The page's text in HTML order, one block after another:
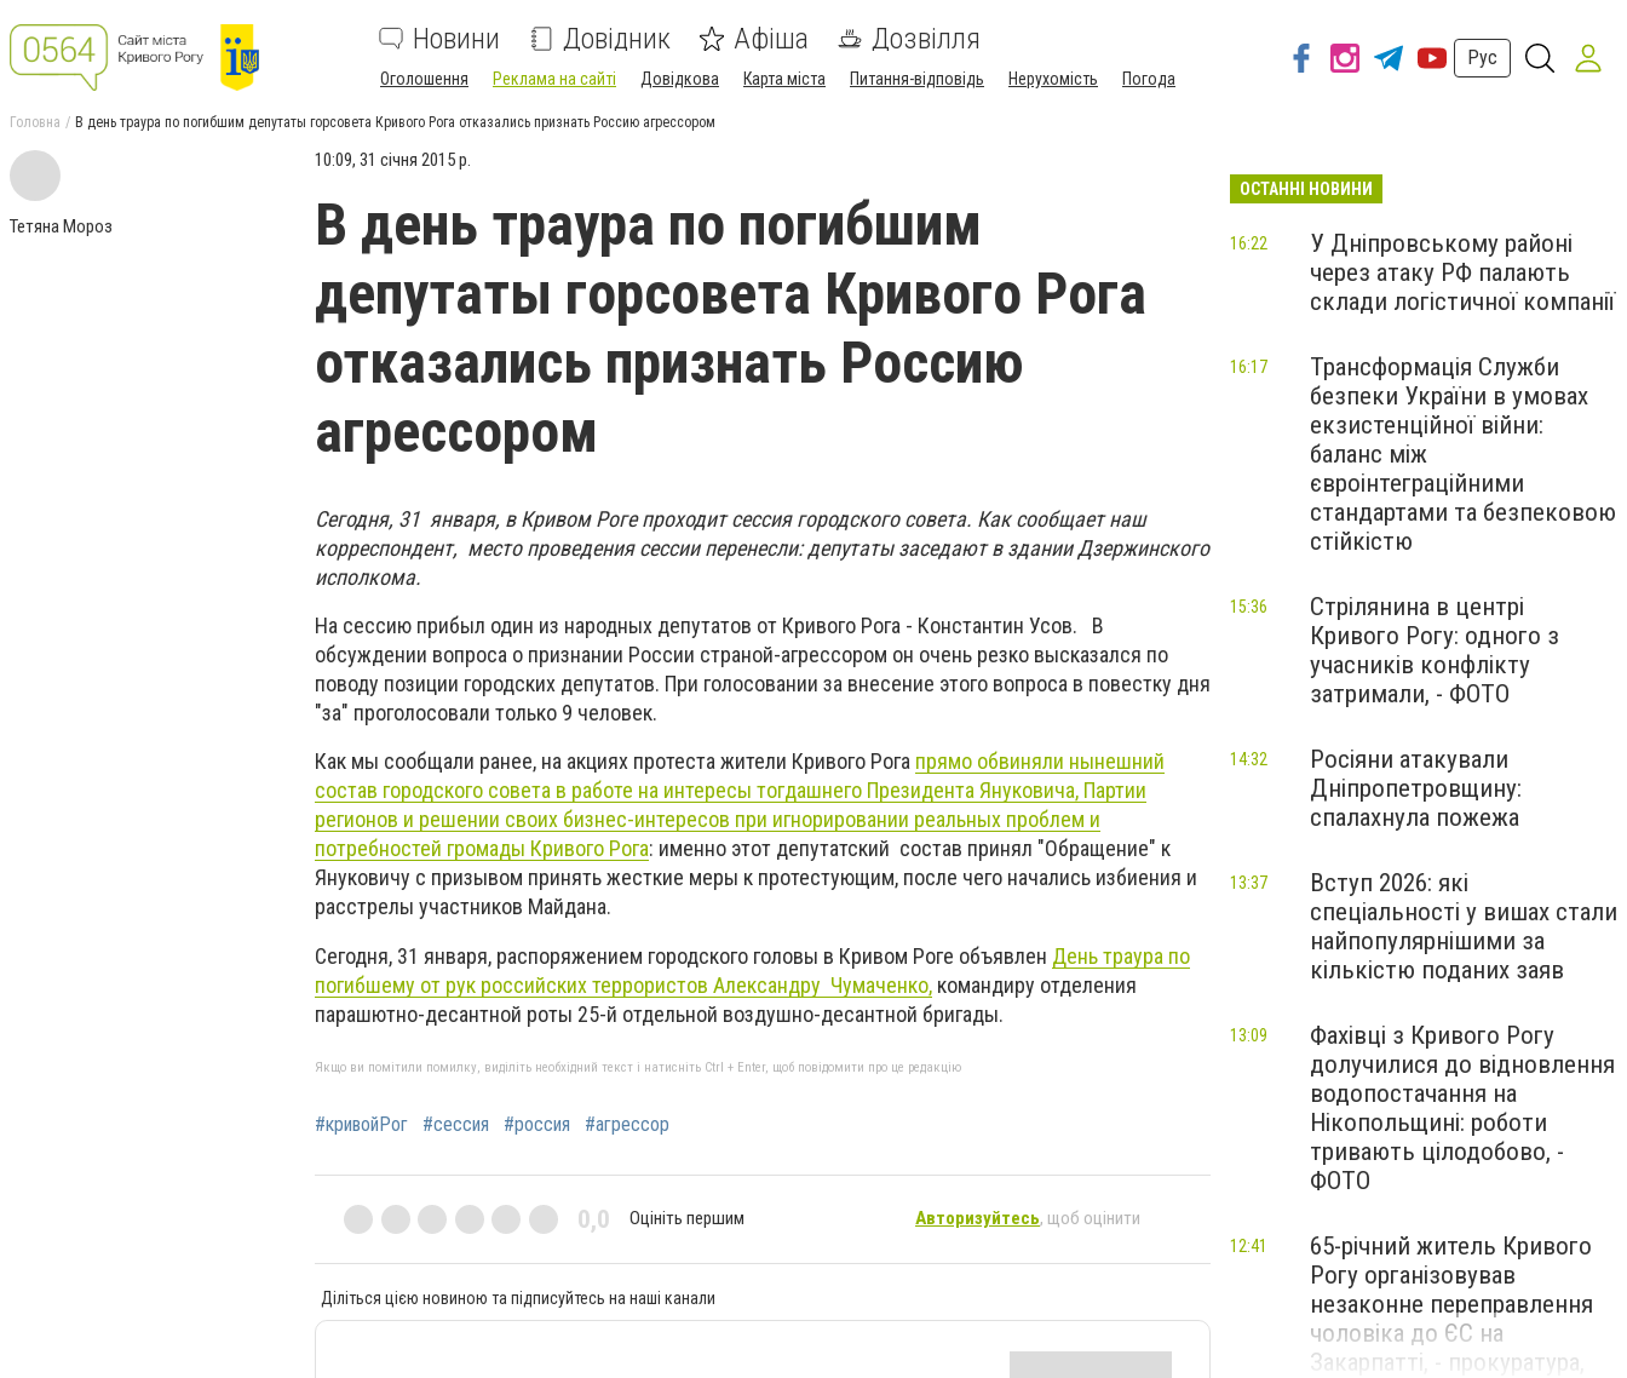
Новини Довідник Афіша Дозвілля
Оголошення Реклама на сайті Довідкова Карта міста Питання-відповідь Нерухомість Погода
Рус
Головна В день траура по погибшим депутаты горсовета Кривого Рога отказались признать Россию агрессором
Тетяна Мороз
10:09, 31 січня 2015 р.
В день траура по погибшим
депутаты горсовета Кривого Рога
отказались признать Россию
агрессором
Сегодня, 31 января, в Кривом Роге проходит сессия городского совета. Как сообщает наш
корреспондент, место проведения сессии перенесли: депутаты заседают в здании Дзержинского
исполкома.
На сессию прибыл один из народных депутатов от Кривого Рога - Константин Усов. В
обсуждении вопроса о признании России страной-агрессором он очень резко высказался по
поводу позиции городских депутатов. При голосовании за внесение этого вопроса в повестку дня
"за" проголосовали только 9 человек.
Как мы сообщали ранее, на акциях протеста жители Кривого Рога прямо обвиняли нынешний
состав городского совета в работе на интересы тогдашнего Президента Януковича, Партии
регионов и решении своих бизнес-интересов при игнорировании реальных проблем и
потребностей громады Кривого Рога: именно этот депутатский состав принял "Обращение" к
Януковичу с призывом принять жесткие меры к протестующим, после чего начались избиения и
расстрелы участников Майдана.
Сегодня, 31 января, распоряжением городского головы в Кривом Роге объявлен День траура по
погибшему от рук российских террористов Александру Чумаченко, командиру отделения
парашютно-десантной роты 25-й отдельной воздушно-десантной бригады.
Якщо ви помітили помилку, виділіть необхідний текст і натисніть Ctrl + Enter, щоб повідомити про це редакцію
#кривойРог #сессия #россия #агрессор
0,0 Оцініть першим Авторизуйтесь, щоб оцінити
Діліться цією новиною та підписуйтесь на наші канали
ОСТАННІ НОВИНИ
У Дніпровському районі
через атаку РФ палають
склади логістичної компанії
16:22
Трансформація Служби
безпеки України в умовах
екзистенційної війни:
баланс між
євроінтеграційними
стандартами та безпековою
стійкістю
16:17
Стрілянина в центрі
Кривого Рогу: одного з
учасників конфлікту
затримали, - ФОТО
15:36
Росіяни атакували
Дніпропетровщину:
спалахнула пожежа
14:32
Вступ 2026: які
спеціальності у вишах стали
найпопулярнішими за
кількістю поданих заяв
13:37
Фахівці з Кривого Рогу
долучилися до відновлення
водопостачання на
Нікопольщині: роботи
тривають цілодобово, -
ФОТО
13:09
65-річний житель Кривого
Рогу організовував
незаконне переправлення
чоловіка до ЄС на
Закарпатті, - прокуратура,
12:41